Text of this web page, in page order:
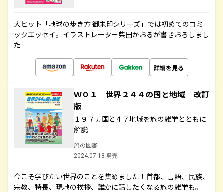
大ヒット「地球の歩き方 御朱印シリーズ」では初めてのコミ
ックエッセイ。イラストレーター柴田かおるが書きおろしまし
た
詳細を見る
Ｗ０１ 世界２４４の国と地域 改訂
版
１９７ヵ国と４７地域を旅の雑学とともに
解説
旅の図鑑
2024.07.18 発売
今こそ学びたい世界のことを集めました！首都、言語、民族、
宗教、特長、現地の挨拶、誰かに話したくなる旅の雑学も。